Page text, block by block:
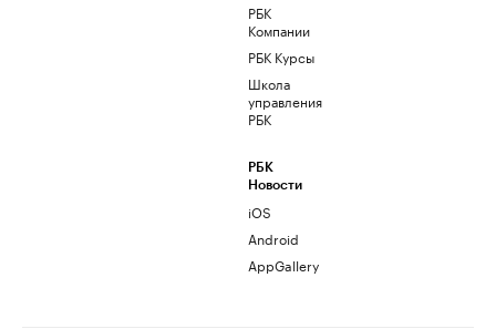
РБК
Компании
РБК Курсы
Школа
управления
РБК
РБК
Новости
iOS
Android
AppGallery